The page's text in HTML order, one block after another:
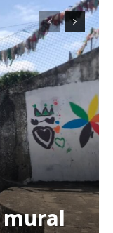
a manter este serviço
exclusivos e versões
mural